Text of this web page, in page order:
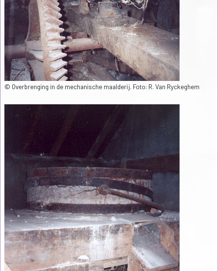
© Overbrenging in de mechanische maalderij. Foto: R. Van Ryckeghem